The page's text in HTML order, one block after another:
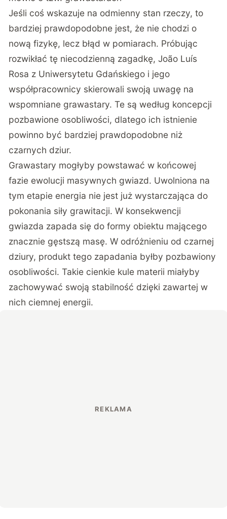
Jeśli coś wskazuje na odmienny stan rzeczy, to
bardziej prawdopodobne jest, że nie chodzi o
nową fizykę, lecz błąd w pomiarach. Próbując
rozwikłać tę niecodzienną zagadkę, João Luís
Rosa z Uniwersytetu Gdańskiego i jego
współpracownicy skierowali swoją uwagę na
wspomniane grawastary. Te są według koncepcji
pozbawione osobliwości, dlatego ich istnienie
powinno być bardziej prawdopodobne niż
czarnych dziur.
Grawastary mogłyby powstawać w końcowej
fazie ewolucji masywnych gwiazd. Uwolniona na
tym etapie energia nie jest już wystarczająca do
pokonania siły grawitacji. W konsekwencji
gwiazda zapada się do formy obiektu mającego
znacznie gęstszą masę. W odróżnieniu od czarnej
dziury, produkt tego zapadania byłby pozbawiony
osobliwości. Takie cienkie kule materii miałyby
zachowywać swoją stabilność dzięki zawartej w
nich ciemnej energii.